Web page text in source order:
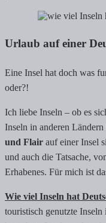
Urlaub auf einer
Eine Insel hat doch was
oder?!
Ich liebe Inseln – ob es
Inseln in anderen
und Flair auf einer Insel
und auch die Tatsache,
Erhabenes. Für mich ist
Wie viel Inseln hat
touristisch genutzte